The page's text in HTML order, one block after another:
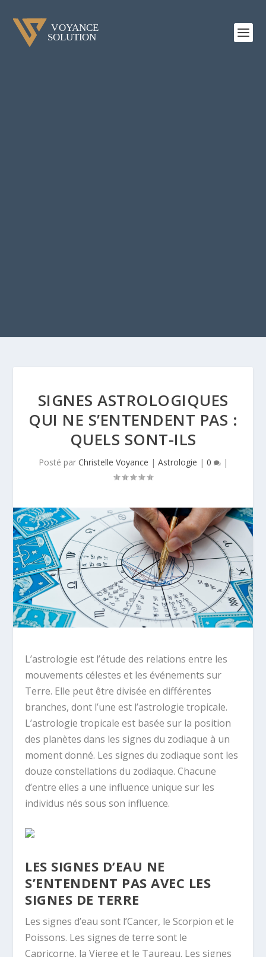
SIGNES ASTROLOGIQUES
QUI NE S’ENTENDENT PAS :
QUELS SONT-ILS
Posté par Christelle Voyance | Astrologie | 0 |
L’astrologie est l’étude des relations entre les
mouvements célestes et les événements sur
Terre. Elle peut être divisée en différentes
branches, dont l’une est l’astrologie tropicale.
L’astrologie tropicale est basée sur la position
des planètes dans les signes du zodiaque à un
moment donné. Les signes du zodiaque sont les
douze constellations du zodiaque. Chacune
d’entre elles a une influence unique sur les
individus nés sous son influence.
LES SIGNES D’EAU NE
S’ENTENDENT PAS AVEC LES
SIGNES DE TERRE
Les signes d’eau sont l’Cancer, le Scorpion et le
Poissons. Les signes de terre sont le
Capricorne, la Vierge et le Taureau. Les signes